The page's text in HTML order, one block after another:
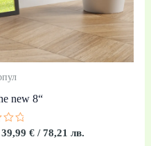
new 8“
39,99 € / 78,21 лв.